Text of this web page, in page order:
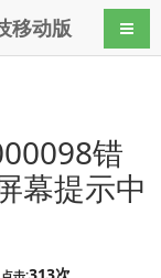
移动版 导航
错
幕提示中